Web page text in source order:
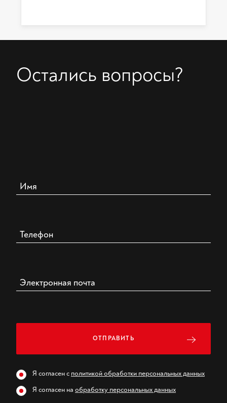
Остались вопросы?
Имя
Телефон
Электронная почта
ОТПРАВИТЬ
Я согласен с политикой обработки персональных данных
Я согласен на обработку персональных данных